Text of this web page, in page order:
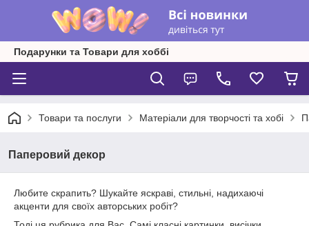
Подарунки та Товари для хоббі
Товари та послуги Матеріали для творчості та хобі
Паперовий декор
Любите скрапить? Шукайте яскраві, стильні, надихаючі
акценти для своїх авторських робіт?